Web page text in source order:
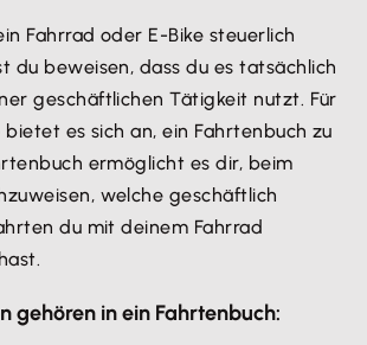
Fahrrad oder E-Bike steuerlich
du beweisen, dass du es tatsächlich
geschäftlichen Tätigkeit nutzt. Für
es sich an, ein Fahrtenbuch zu
ermöglicht es dir, beim
welche geschäftlich
du mit deinem Fahrrad
gehören in ein Fahrtenbuch: